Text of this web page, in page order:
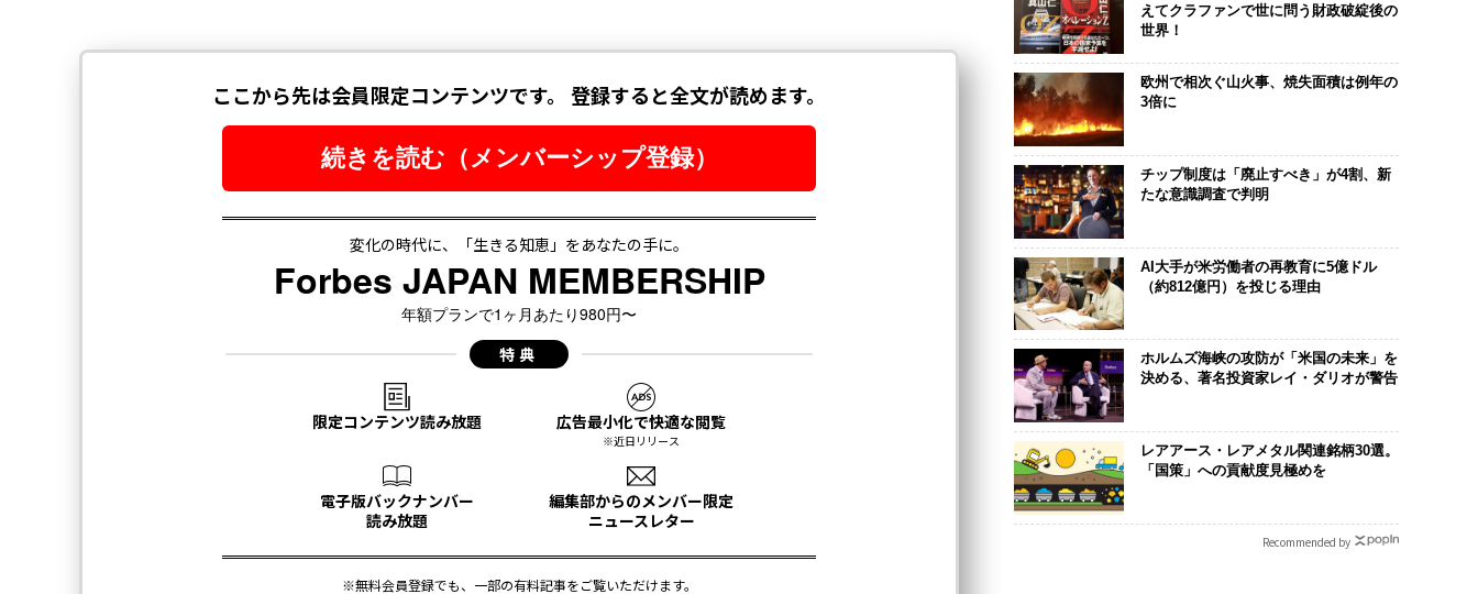
えてクラファンで世に問う財政破綻後の
世界！
欧州で相次ぐ山火事、焼失面積は例年の
3倍に
チップ制度は「廃止すべき」が4割、新
たな意識調査で判明
AI大手が米労働者の再教育に5億ドル
（約812億円）を投じる理由
ホルムズ海峡の攻防が「米国の未来」を
決める、著名投資家レイ・ダリオが警告
レアアース・レアメタル関連銘柄30選。
「国策」への貢献度見極めを
Recommended by